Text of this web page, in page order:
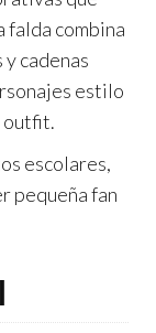
falda combina
cadenas
estilo
outfit.
escolares,
pequeña fan